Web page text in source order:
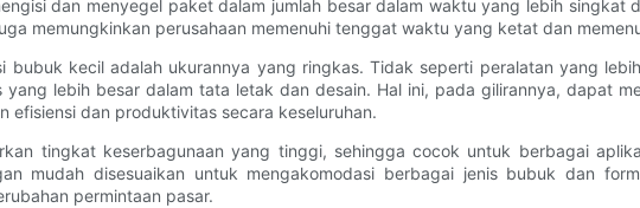
dan menyegel paket dalam jumlah besar dalam waktu yang lebih
memungkinkan perusahaan memenuhi tenggat waktu yang ketat dan
bubuk kecil adalah ukurannya yang ringkas. Tidak seperti peralatan yang
lebih besar dalam tata letak dan desain. Hal ini, pada gilirannya, dapat
efisiensi dan produktivitas secara keseluruhan.
tingkat keserbagunaan yang tinggi, sehingga cocok untuk berbagai
mudah disesuaikan untuk mengakomodasi berbagai jenis bubuk dan
permintaan pasar.